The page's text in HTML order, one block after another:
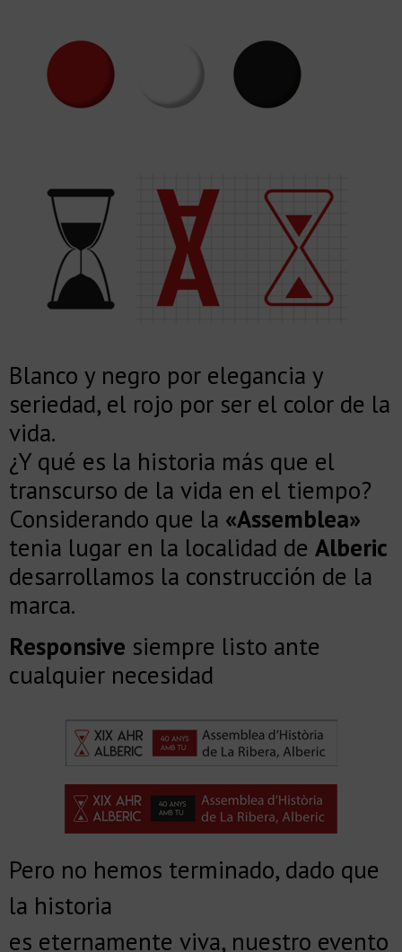
Blanco y negro por elegancia y
seriedad, el rojo por ser el color de la
vida.
¿Y qué es la historia más que el
transcurso de la vida en el tiempo?
Considerando que la «Assemblea»
tenia lugar en la localidad de Alberic
desarrollamos la construcción de la
marca.
Responsive siempre listo ante
cualquier necesidad
Pero no hemos terminado, dado que
la historia
es eternamente viva, nuestro evento